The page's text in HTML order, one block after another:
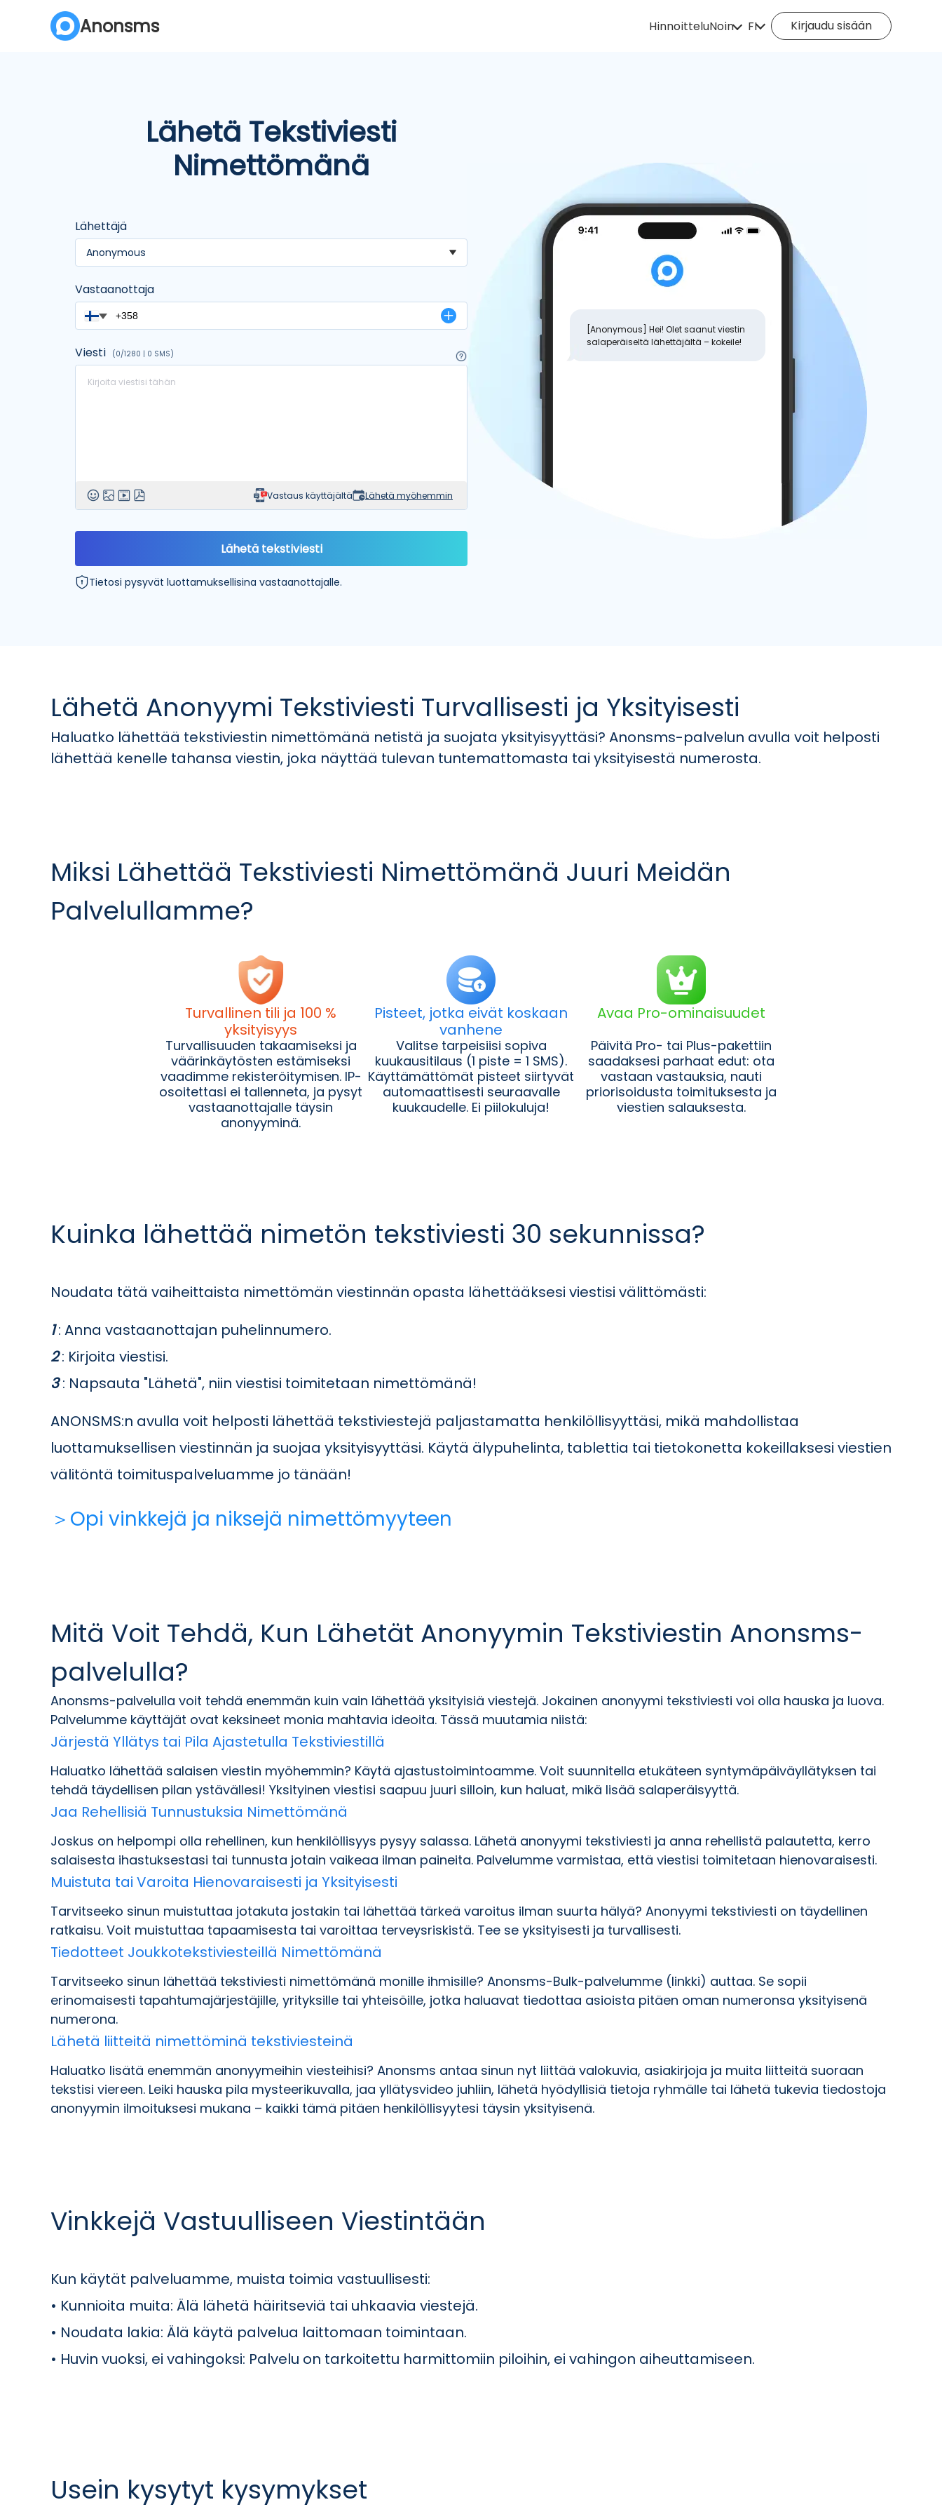
Anonsms HinnoitteluNoin
FI
Türkçe
Svenska
Norsk
Čeština
Dansk
Kirjaudu sisään
Lähetä Tekstiviesti
Nimettömänä
Lähettäjä
Anonymous
Ei
[Normaali]
Tärkeää
Tiedot
Vitsailija
Vastaanottaja
Viesti (0/1280 | 0 SMS)
Vastaus käyttäjältä Lähetä myöhemmin
Lähetä tekstiviesti
Tietosi pysyvät luottamuksellisina vastaanottajalle.
[Anonymous] Hei! Olet saanut viestin
salaperäiseltä lähettäjältä – kokeile!
Lähetä Anonyymi Tekstiviesti Turvallisesti ja Yksityisesti
Haluatko lähettää tekstiviestin nimettömänä netistä ja suojata yksityisyyttäsi? Anonsms-palvelun avulla voit helposti
lähettää kenelle tahansa viestin, joka näyttää tulevan tuntemattomasta tai yksityisestä numerosta.
Miksi Lähettää Tekstiviesti Nimettömänä Juuri Meidän
Palvelullamme?
Turvallinen tili ja 100 %
yksityisyys
Turvallisuuden takaamiseksi ja
väärinkäytösten estämiseksi
vaadimme rekisteröitymisen. IP-
osoitettasi ei tallenneta, ja pysyt
vastaanottajalle täysin
anonyyminä.
Pisteet, jotka eivät koskaan
vanhene
Valitse tarpeisiisi sopiva
kuukausitilaus (1 piste = 1 SMS).
Käyttämättömät pisteet siirtyvät
automaattisesti seuraavalle
kuukaudelle. Ei piilokuluja!
Avaa Pro-ominaisuudet
Päivitä Pro- tai Plus-pakettiin
saadaksesi parhaat edut: ota
vastaan vastauksia, nauti
priorisoidusta toimituksesta ja
viestien salauksesta.
Kuinka lähettää nimetön tekstiviesti 30 sekunnissa?
Noudata tätä vaiheittaista nimettömän viestinnän opasta lähettääksesi viestisi välittömästi:
1: Anna vastaanottajan puhelinnumero.
2: Kirjoita viestisi.
3: Napsauta "Lähetä", niin viestisi toimitetaan nimettömänä!
ANONSMS:n avulla voit helposti lähettää tekstiviestejä paljastamatta henkilöllisyyttäsi, mikä mahdollistaa
luottamuksellisen viestinnän ja suojaa yksityisyyttäsi. Käytä älypuhelinta, tablettia tai tietokonetta kokeillaksesi viestien
välitöntä toimituspalveluamme jo tänään!
＞Opi vinkkejä ja niksejä nimettömyyteen
Mitä Voit Tehdä, Kun Lähetät Anonyymin Tekstiviestin Anonsms-
palvelulla?
Anonsms-palvelulla voit tehdä enemmän kuin vain lähettää yksityisiä viestejä. Jokainen anonyymi tekstiviesti voi olla hauska ja luova.
Palvelumme käyttäjät ovat keksineet monia mahtavia ideoita. Tässä muutamia niistä:
Järjestä Yllätys tai Pila Ajastetulla Tekstiviestillä
Haluatko lähettää salaisen viestin myöhemmin? Käytä ajastustoimintoamme. Voit suunnitella etukäteen syntymäpäiväyllätyksen tai
tehdä täydellisen pilan ystävällesi! Yksityinen viestisi saapuu juuri silloin, kun haluat, mikä lisää salaperäisyyttä.
Jaa Rehellisiä Tunnustuksia Nimettömänä
Joskus on helpompi olla rehellinen, kun henkilöllisyys pysyy salassa. Lähetä anonyymi tekstiviesti ja anna rehellistä palautetta, kerro
salaisesta ihastuksestasi tai tunnusta jotain vaikeaa ilman paineita. Palvelumme varmistaa, että viestisi toimitetaan hienovaraisesti.
Muistuta tai Varoita Hienovaraisesti ja Yksityisesti
Tarvitseeko sinun muistuttaa jotakuta jostakin tai lähettää tärkeä varoitus ilman suurta hälyä? Anonyymi tekstiviesti on täydellinen
ratkaisu. Voit muistuttaa tapaamisesta tai varoittaa terveysriskistä. Tee se yksityisesti ja turvallisesti.
Tiedotteet Joukkotekstiviesteillä Nimettömänä
Tarvitseeko sinun lähettää tekstiviesti nimettömänä monille ihmisille? Anonsms-Bulk-palvelumme (linkki) auttaa. Se sopii
erinomaisesti tapahtumajärjestäjille, yrityksille tai yhteisöille, jotka haluavat tiedottaa asioista pitäen oman numeronsa yksityisenä
numerona.
Lähetä liitteitä nimettöminä tekstiviesteinä
Haluatko lisätä enemmän anonyymeihin viesteihisi? Anonsms antaa sinun nyt liittää valokuvia, asiakirjoja ja muita liitteitä suoraan
tekstisi viereen. Leiki hauska pila mysteerikuvalla, jaa yllätysvideo juhliin, lähetä hyödyllisiä tietoja ryhmälle tai lähetä tukevia tiedostoja
anonyymin ilmoituksesi mukana – kaikki tämä pitäen henkilöllisyytesi täysin yksityisenä.
Vinkkejä Vastuulliseen Viestintään
Kun käytät palveluamme, muista toimia vastuullisesti:
• Kunnioita muita: Älä lähetä häiritseviä tai uhkaavia viestejä.
• Noudata lakia: Älä käytä palvelua laittomaan toimintaan.
• Huvin vuoksi, ei vahingoksi: Palvelu on tarkoitettu harmittomiin piloihin, ei vahingon aiheuttamiseen.
Usein kysytyt kysymykset